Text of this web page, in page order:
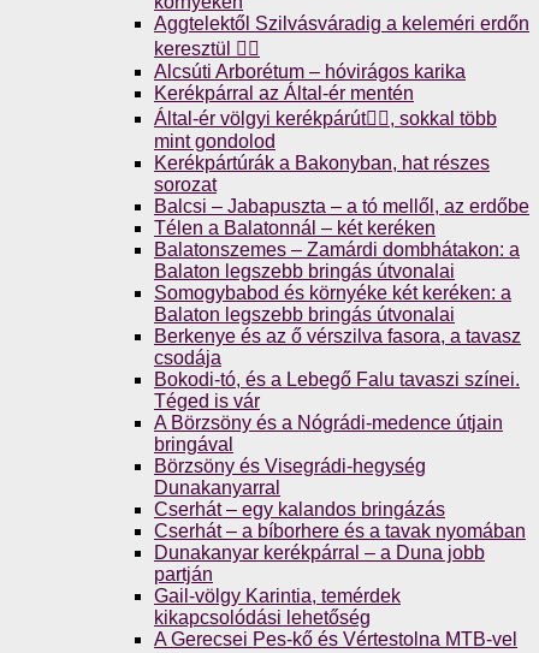
Aggtelektől Szilvásváradig a keleméri erdőn
keresztül 🚴‍♀️
Alcsúti Arborétum – hóvirágos karika
Kerékpárral az Által-ér mentén
Által-ér völgyi kerékpárút🚴‍♀️, sokkal több
mint gondolod
Kerékpártúrák a Bakonyban, hat részes
sorozat
Balcsi – Jabapuszta – a tó mellől, az erdőbe
Télen a Balatonnál – két keréken
Balatonszemes – Zamárdi dombhátakon: a
Balaton legszebb bringás útvonalai
Somogybabod és környéke két keréken: a
Balaton legszebb bringás útvonalai
Berkenye és az ő vérszilva fasora, a tavasz
csodája
Bokodi-tó, és a Lebegő Falu tavaszi színei.
Téged is vár
A Börzsöny és a Nógrádi-medence útjain
bringával
Börzsöny és Visegrádi-hegység
Dunakanyarral
Cserhát – egy kalandos bringázás
Cserhát – a bíborhere és a tavak nyomában
Dunakanyar kerékpárral – a Duna jobb
partján
Gail-völgy Karintia, temérdek
kikapcsolódási lehetőség
A Gerecsei Pes-kő és Vértestolna MTB-vel